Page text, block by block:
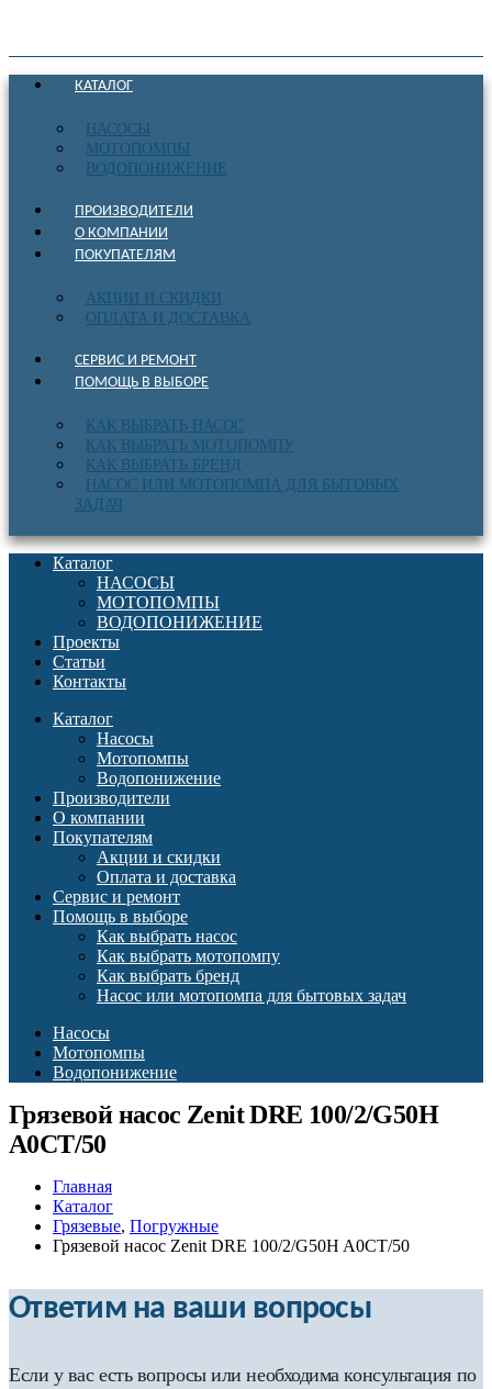
КАТАЛОГ
НАСОСЫ
МОТОПОМПЫ
ВОДОПОНИЖЕНИЕ
ПРОИЗВОДИТЕЛИ
О КОМПАНИИ
ПОКУПАТЕЛЯМ
АКЦИИ И СКИДКИ
ОПЛАТА И ДОСТАВКА
СЕРВИС И РЕМОНТ
ПОМОЩЬ В ВЫБОРЕ
КАК ВЫБРАТЬ НАСОС
КАК ВЫБРАТЬ МОТОПОМПУ
КАК ВЫБРАТЬ БРЕНД
НАСОС ИЛИ МОТОПОМПА ДЛЯ БЫТОВЫХ
ЗАДАЧ
Каталог
НАСОСЫ
МОТОПОМПЫ
ВОДОПОНИЖЕНИЕ
Проекты
Статьи
Контакты
Каталог
Насосы
Мотопомпы
Водопонижение
Производители
О компании
Покупателям
Акции и скидки
Оплата и доставка
Сервис и ремонт
Помощь в выборе
Как выбрать насос
Как выбрать мотопомпу
Как выбрать бренд
Насос или мотопомпа для бытовых задач
Насосы
Мотопомпы
Водопонижение
Грязевой насос Zenit DRE 100/2/G50H
A0CT/50
Главная
Каталог
Грязевые, Погружные
Грязевой насос Zenit DRE 100/2/G50H A0CT/50
Ответим на ваши вопросы
Если у вас есть вопросы или необходима консультация по